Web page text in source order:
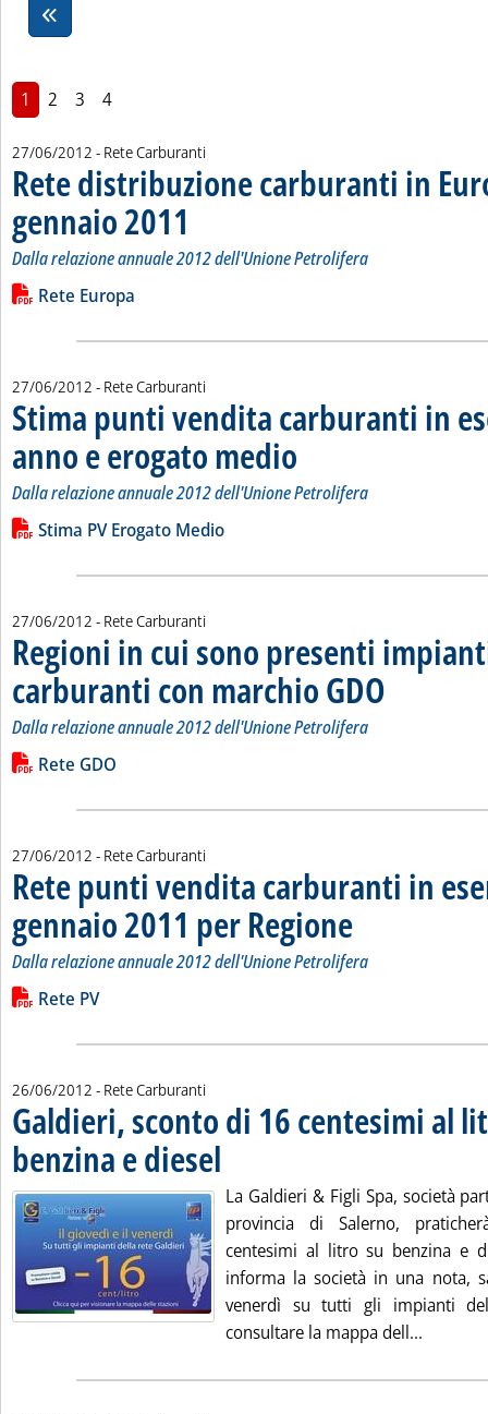
1 2 3 4
27/06/2012 - Rete Carburanti
Rete distribuzione carburanti in
gennaio 2011
Dalla relazione annuale 2012 dell'Unione Petrolifera
Leggi tutta la notizia: 'Rete distribuzione carburanti in
Lista allegati PDF alla notizia
Rete Europa
27/06/2012 - Rete Carburanti
Stima punti vendita carburanti in
anno e erogato medio
Dalla relazione annuale 2012 dell'Unione Petrolifera
Leggi tutta la notizia: 'Stima punti vendita carburanti in
Lista allegati PDF alla notizia
Stima PV Erogato Medio
27/06/2012 - Rete Carburanti
Regioni in cui sono presenti
carburanti con marchio GDO . Sottotitolo:
. Pubblicata
Dalla relazione annuale 2012 dell'Unione Petrolifera
Leggi tutta la notizia: 'Regioni in cui sono presenti impianti
Lista allegati PDF alla notizia
Rete GDO
27/06/2012 - Rete Carburanti
Rete punti vendita carburanti in
gennaio 2011 per Regione
Dalla relazione annuale 2012 dell'Unione Petrolifera
Leggi tutta la notizia: 'Rete punti vendita carburanti in
Lista allegati PDF alla notizia
Rete PV
26/06/2012 - Rete Carburanti
Galdieri, sconto di 16 centesimi al
benzina e diesel
La Galdieri & Figli Spa, società
provincia di Salerno,
centesimi al litro su benzina e
informa la società in una nota,
venerdì su tutti gli impianti
consultare la mappa dell...